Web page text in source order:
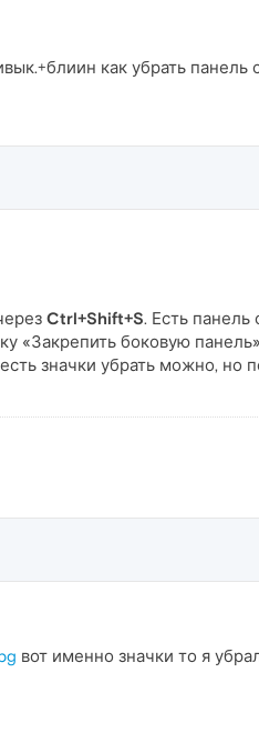
как убрать панель
Ctrl+Shift+S. Есть
«Закрепить боковую
значки убрать можно, но
вот именно значки то я